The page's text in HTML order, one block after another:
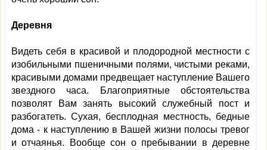
Деревня
Видеть себя в красивой и плодородной местности с
изобильными пшеничными полями, чистыми реками,
красивыми домами предвещает наступление Вашего
звездного часа. Благоприятные обстоятельства
позволят Вам занять высокий служебный пост и
разбогатеть. Сухая, бесплодная местность, бедные
дома - к наступлению в Вашей жизни полосы тревог
и отчаянья. Вообще сон о пребывании в деревне